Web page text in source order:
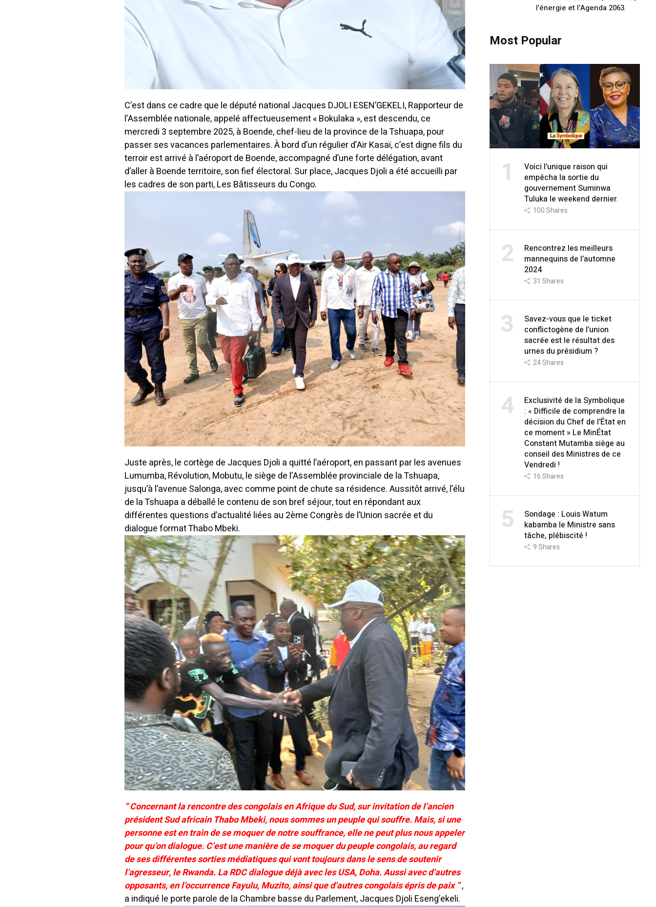
C’est dans ce cadre que le député national Jacques DJOLI ESEN’GEKELI, Rapporteur de
l’Assemblée nationale, appelé affectueusement « Bokulaka », est descendu, ce
mercredi 3 septembre 2025, à Boende, chef-lieu de la province de la Tshuapa, pour
passer ses vacances parlementaires. À bord d’un régulier d’Air Kasaï, c’est digne fils du
terroir est arrivé à l’aéroport de Boende, accompagné d’une forte délégation, avant
d’aller à Boende territoire, son fief électoral. Sur place, Jacques Djoli a été accueilli par
les cadres de son parti, Les Bâtisseurs du Congo.
Juste après, le cortège de Jacques Djoli a quitté l’aéroport, en passant par les avenues
Lumumba, Révolution, Mobutu, le siège de l’Assemblée provinciale de la Tshuapa,
jusqu’à l’avenue Salonga, avec comme point de chute sa résidence.Aussitôt arrivé, l’élu
de la Tshuapa a déballé le contenu de son bref séjour, tout en répondant aux
différentes questions d’actualité liées au 2ème Congrès de l’Union sacrée et du
dialogue format Thabo Mbeki.
“ Concernant la rencontre des congolais en Afrique du Sud, sur invitation de l’ancien
président Sud africain Thabo Mbeki, nous sommes un peuple qui souffre. Mais, si une
personne est en train de se moquer de notre souffrance, elle ne peut plus nous appeler
pour qu’on dialogue. C’est une manière de se moquer du peuple congolais, au regard
de ses différentes sorties médiatiques qui vont toujours dans le sens de soutenir
l’agresseur, le Rwanda. La RDC dialogue déjà avec les USA, Doha. Aussi avec d’autres
opposants, en l’occurrence Fayulu, Muzito, ainsi que d’autres congolais épris de paix ”,
a indiqué le porte parole de la Chambre basse du Parlement, Jacques Djoli Eseng’ekeli.
l’énergie et l’Agenda 2063.
Most Popular
1
Voici l’unique raison qui
empêcha la sortie du
gouvernement Suminwa
Tuluka le weekend dernier.
100Shares
2
Rencontrez les meilleurs
mannequins de l’automne
2024
31 Shares
3
Savez-vous que le ticket
conflictogène de l’union
sacrée est le résultat des
urnes du présidium ?
24Shares
4
Exclusivité de la Symbolique
: « Difficile de comprendre la
décision du Chef de l’État en
ce moment » Le MinÉtat
Constant Mutamba siège au
conseil des Ministres de ce
Vendredi !
16Shares
5
Sondage : Louis Watum
kabamba le Ministre sans
tâche, plébiscité !
9Shares